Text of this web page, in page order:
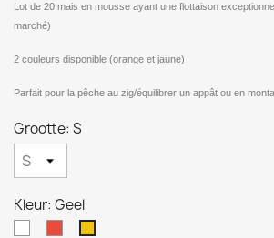
Lot de 20 mais en mousse ayant une flottaison
marché)
2 couleurs disponible (orange et jaune)
Parfait pour la pêche au zig/équilibrer un appât ou en
Grootte: S
Kleur: Geel